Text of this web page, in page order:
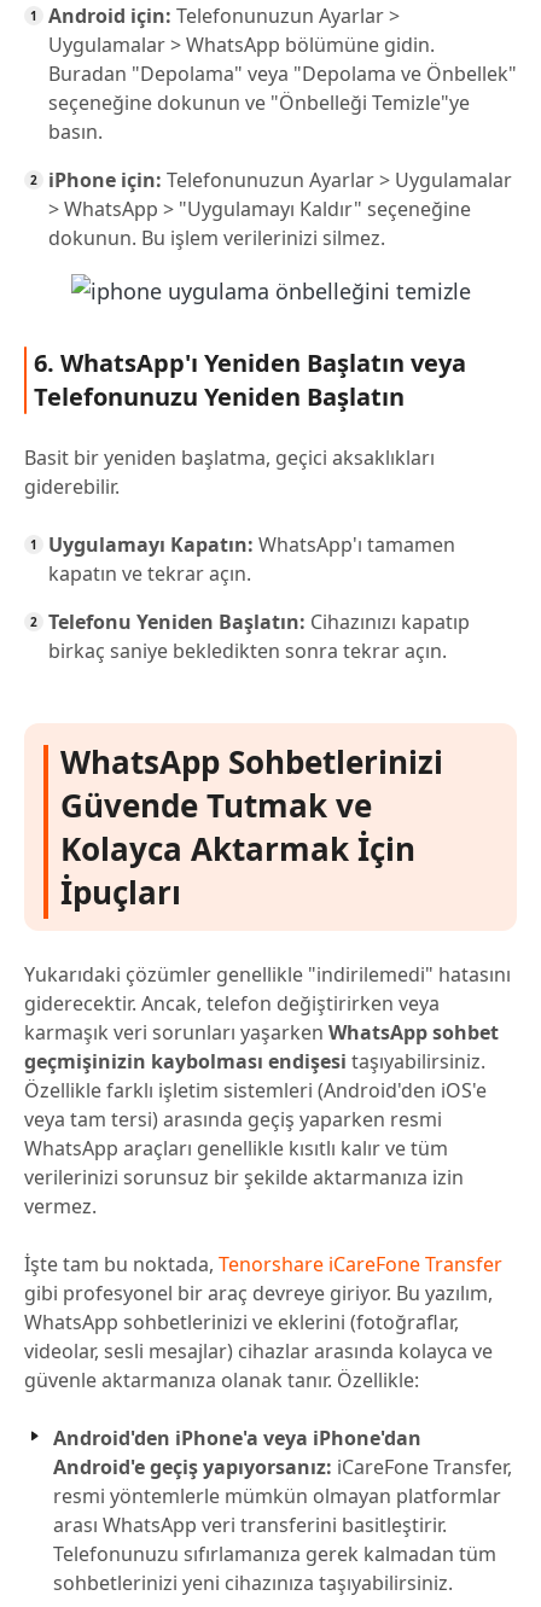
Android için: Telefonunuzun Ayarlar >
Uygulamalar > WhatsApp bölümüne gidin.
Buradan "Depolama" veya "Depolama ve Önbellek"
seçeneğine dokunun ve "Önbelleği Temizle"ye
basın.
iPhone için: Telefonunuzun Ayarlar > Uygulamalar
> WhatsApp > "Uygulamayı Kaldır" seçeneğine
dokunun. Bu işlem verilerinizi silmez.
6. WhatsApp'ı Yeniden Başlatın veya
Telefonunuzu Yeniden Başlatın
Basit bir yeniden başlatma, geçici aksaklıkları
giderebilir.
Uygulamayı Kapatın: WhatsApp'ı tamamen
kapatın ve tekrar açın.
Telefonu Yeniden Başlatın: Cihazınızı kapatıp
birkaç saniye bekledikten sonra tekrar açın.
WhatsApp Sohbetlerinizi
Güvende Tutmak ve
Kolayca Aktarmak İçin
İpuçları
Yukarıdaki çözümler genellikle "indirilemedi" hatasını
giderecektir. Ancak, telefon değiştirirken veya
karmaşık veri sorunları yaşarken WhatsApp sohbet
geçmişinizin kaybolması endişesi taşıyabilirsiniz.
Özellikle farklı işletim sistemleri (Android'den iOS'e
veya tam tersi) arasında geçiş yaparken resmi
WhatsApp araçları genellikle kısıtlı kalır ve tüm
verilerinizi sorunsuz bir şekilde aktarmanıza izin
vermez.
İşte tam bu noktada, Tenorshare iCareFone Transfer
gibi profesyonel bir araç devreye giriyor. Bu yazılım,
WhatsApp sohbetlerinizi ve eklerini (fotoğraflar,
videolar, sesli mesajlar) cihazlar arasında kolayca ve
güvenle aktarmanıza olanak tanır. Özellikle:
Android'den iPhone'a veya iPhone'dan
Android'e geçiş yapıyorsanız: iCareFone Transfer,
resmi yöntemlerle mümkün olmayan platformlar
arası WhatsApp veri transferini basitleştirir.
Telefonunuzu sıfırlamanıza gerek kalmadan tüm
sohbetlerinizi yeni cihazınıza taşıyabilirsiniz.